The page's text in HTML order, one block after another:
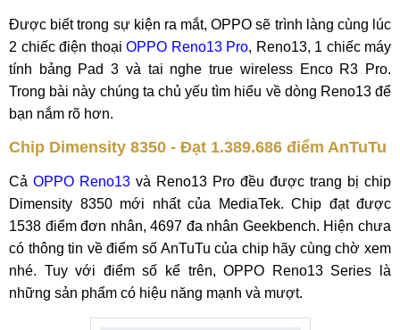
Được biết trong sự kiện ra mắt, OPPO sẽ trình làng cùng lúc
2 chiếc điện thoại OPPO Reno13 Pro, Reno13, 1 chiếc máy
tính bảng Pad 3 và tai nghe true wireless Enco R3 Pro.
Trong bài này chúng ta chủ yếu tìm hiểu về dòng Reno13 để
bạn nắm rõ hơn.
Chip Dimensity 8350 - Đạt 1.389.686 điểm AnTuTu
Cả OPPO Reno13 và Reno13 Pro đều được trang bị chip
Dimensity 8350 mới nhất của MediaTek. Chip đạt được
1538 điểm đơn nhân, 4697 đa nhân Geekbench. Hiện chưa
có thông tin về điểm số AnTuTu của chip hãy cùng chờ xem
nhé. Tuy với điểm số kể trên, OPPO Reno13 Series là
những sản phẩm có hiệu năng mạnh và mượt.